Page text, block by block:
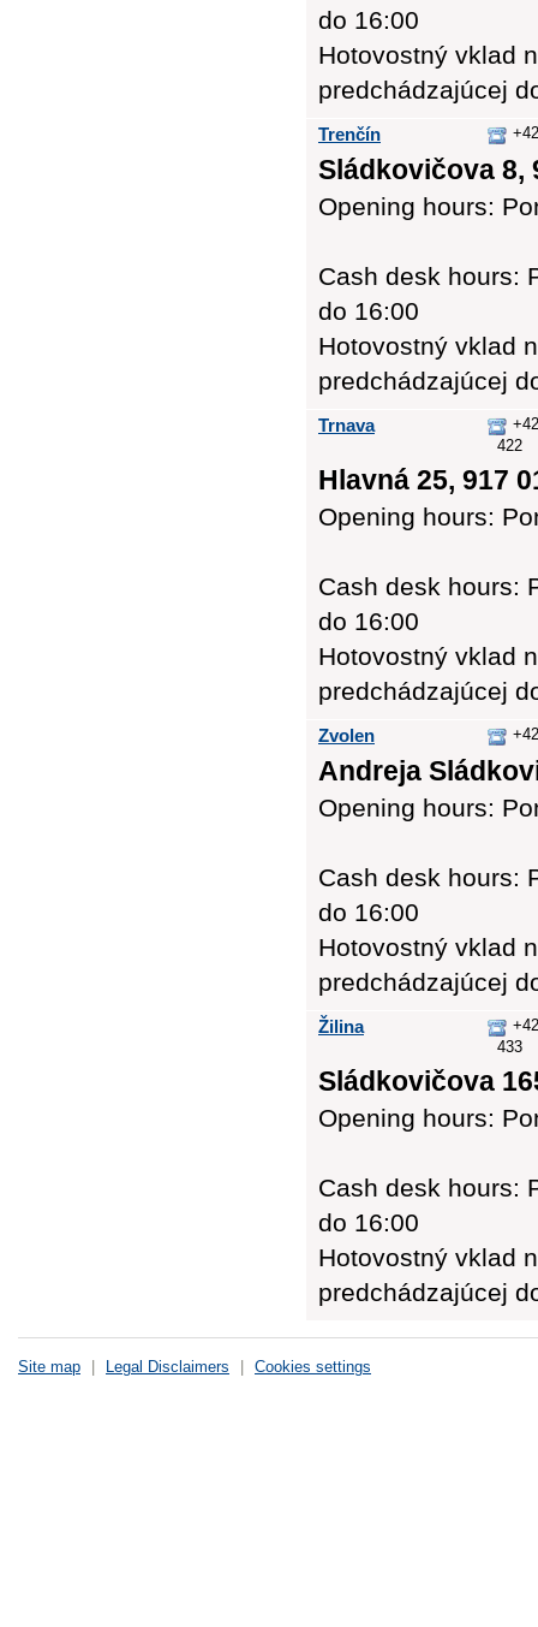
do 16:00
Hotovostný vklad
predchádzajúcej
Trenčín
Sládkovičova 8,
Opening hours:
Cash desk hours:
do 16:00
Hotovostný vklad
predchádzajúcej
Trnava
422
Hlavná 25, 917
Opening hours:
Cash desk hours:
do 16:00
Hotovostný vklad
predchádzajúcej
Zvolen
Andreja
Opening hours:
Cash desk hours:
do 16:00
Hotovostný vklad
predchádzajúcej
Žilina
433
Sládkovičova
Opening hours:
Cash desk hours:
do 16:00
Hotovostný vklad
predchádzajúcej
Site map | Legal Disclaimers | Cookies settings